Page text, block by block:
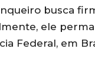
busca
ele
Federal, em